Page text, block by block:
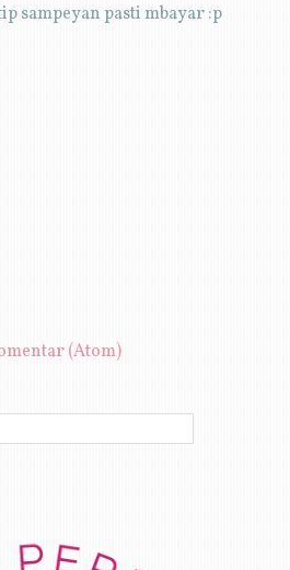
sampeyan pasti mbayar :p
(Atom)